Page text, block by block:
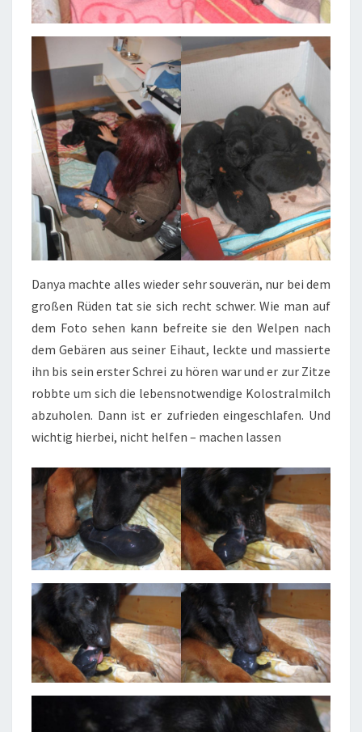
Danya machte alles wieder sehr souverän, nur bei dem
großen Rüden tat sie sich recht schwer. Wie man auf
dem Foto sehen kann befreite sie den Welpen nach
dem Gebären aus seiner Eihaut, leckte und massierte
ihn bis sein erster Schrei zu hören war und er zur Zitze
robbte um sich die lebensnotwendige Kolostralmilch
abzuholen. Dann ist er zufrieden eingeschlafen. Und
wichtig hierbei, nicht helfen – machen lassen